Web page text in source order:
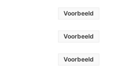
Voorbeeld
Voorbeeld
Voorbeeld